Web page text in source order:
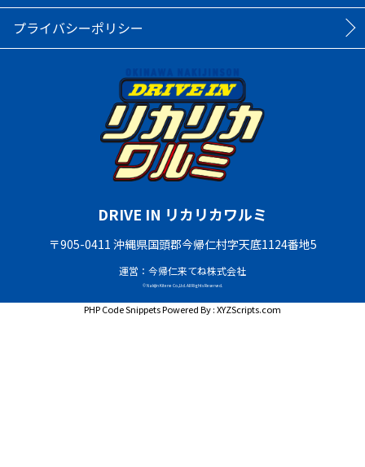
プライバシーポリシー
DRIVE IN リカリカワルミ
〒905-0411 沖縄県国頭郡今帰仁村字天底1124番地5
運営：今帰仁来てね株式会社
© Nakijin Kitene Co.,Ltd. All Rights Reserved.
PHP Code SnippetsPowered By :XYZScripts.com